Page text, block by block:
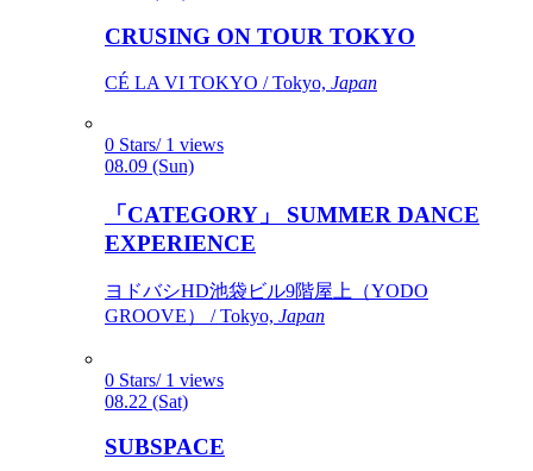
CRUSING ON TOUR TOKYO
CÉ LA VI TOKYO / Tokyo, Japan
0 Stars/ 1 views
08.09 (Sun)
「CATEGORY」 SUMMER DANCE
EXPERIENCE
ヨドバシHD池袋ビル9階屋上（YODO
GROOVE） / Tokyo, Japan
0 Stars/ 1 views
08.22 (Sat)
SUBSPACE